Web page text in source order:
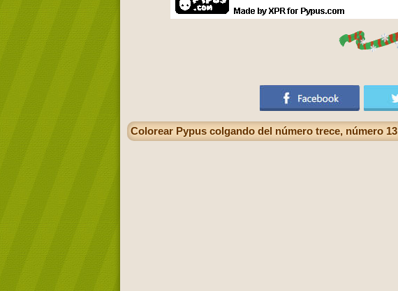
Colorear Pypus colgando del número trece, número 13